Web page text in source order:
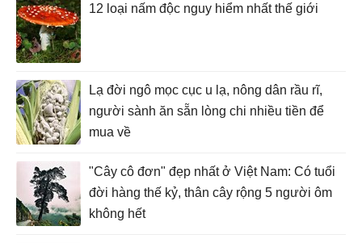
12 loại nấm độc nguy hiểm nhất thế giới
Lạ đời ngô mọc cục u lạ, nông dân rầu rĩ,
người sành ăn sẵn lòng chi nhiều tiền để
mua về
"Cây cô đơn" đẹp nhất ở Việt Nam: Có tuổi
đời hàng thế kỷ, thân cây rộng 5 người ôm
không hết